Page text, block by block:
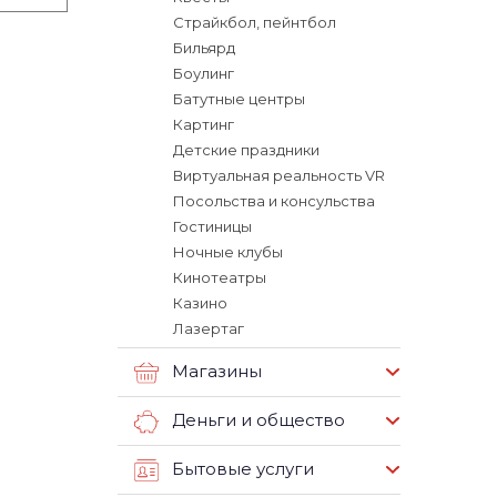
Страйкбол, пейнтбол
Бильярд
Боулинг
Батутные центры
Картинг
Детские праздники
Виртуальная реальность VR
Посольства и консульства
Гостиницы
Ночные клубы
Кинотеатры
Казино
Лазертаг
Магазины
Деньги и общество
Бытовые услуги